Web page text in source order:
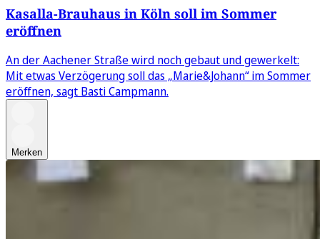
Kasalla-Brauhaus in Köln soll im Sommer
eröffnen
An der Aachener Straße wird noch gebaut und gewerkelt:
Mit etwas Verzögerung soll das „Marie&Johann“ im Sommer
eröffnen, sagt Basti Campmann.
Merken